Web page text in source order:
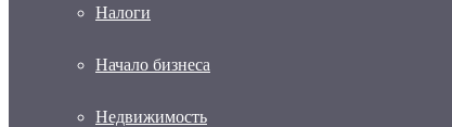
Налоги
Начало бизнеса
Недвижимость